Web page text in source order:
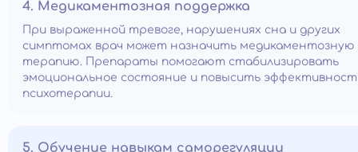
4. Медикаментозная поддержка
При выраженной тревоге, нарушениях сна и других
симптомах врач может назначить медикаментозную
терапию. Препараты помогают стабилизировать
эмоциональное состояние и повысить
психотерапии.
5. Обучение навыкам саморегуляции